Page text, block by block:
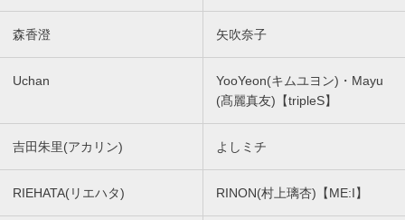
森香澄 矢吹奈子
Uchan
YooYeon(キムユヨン)・Mayu
(髙麗真友)【tripleS】
吉田朱里(アカリン) よしミチ
RIEHATA(リエハタ) RINON(村上璃杏)【ME:I】